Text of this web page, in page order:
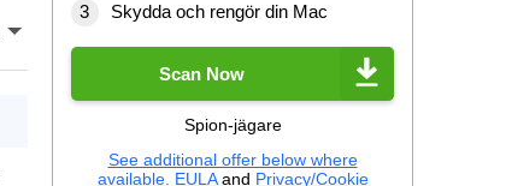
Skydda och rengör din Mac
Scan Now
Spion-jägare
See additional offer below where
available. EULAand Privacy/Cookie